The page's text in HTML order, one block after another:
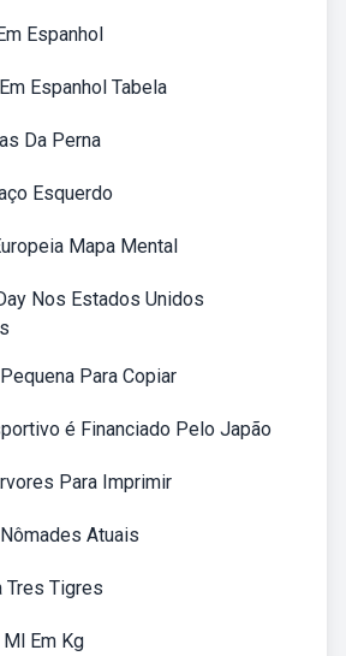
Espanhol
Espanhol Tabela
Da Perna
Esquerdo
Mapa Mental
Nos Estados Unidos
Para Copiar
é Financiado Pelo Japão
Para Imprimir
Atuais
Tres Tigres
Em Kg